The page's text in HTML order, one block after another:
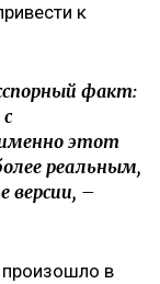
к
факт:
этот
реальным,
версии, –
в